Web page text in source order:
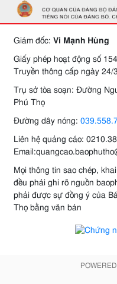
Giám đốc: Vi Mạnh Hùng
Giấy phép hoạt động số
Truyền thông cấp ngày 24/
Trụ sở tòa soạn: Đường
Phú Thọ
Đường dây nóng:
Liên hệ quảng cáo:
Mọi thông tin sao chép,
đều phải ghi rõ nguồn
phải được sự đồng ý của
Thọ bằng văn bản